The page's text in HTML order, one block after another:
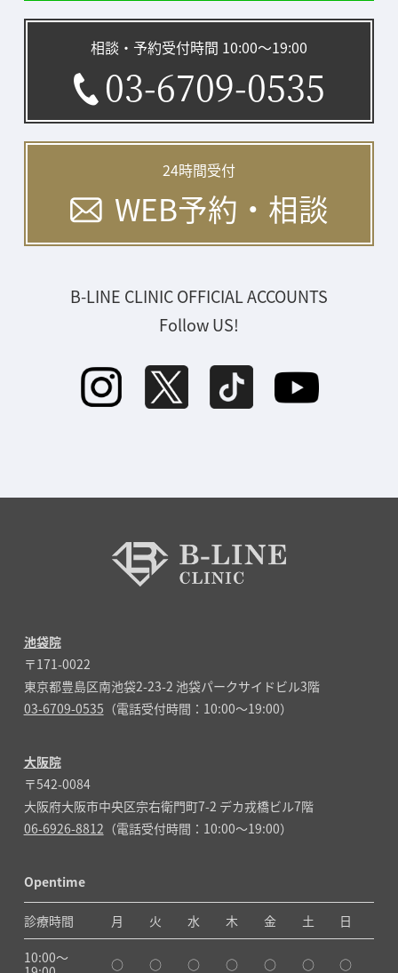
相談・予約受付時間 10:00〜19:00
03-6709-0535
24時間受付
WEB予約・相談
B-LINE CLINIC OFFICIAL ACCOUNTS
Follow US!
池袋院
〒171-0022
東京都豊島区南池袋2-23-2 池袋パークサイドビル3階
03-6709-0535 （電話受付時間：10:00～19:00）
大阪院
〒542-0084
大阪府大阪市中央区宗右衛門町7-2 デカ戎橋ビル7階
06-6926-8812 （電話受付時間：10:00～19:00）
Opentime
診療時間 月 火 水 木 金 土 日
10:00〜
○ ○ ○ ○ ○ ○ ○